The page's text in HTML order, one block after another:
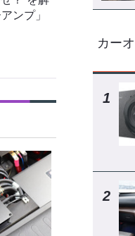
ンプ」
カー